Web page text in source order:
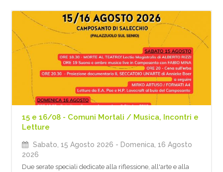
15 e 16/08 - Comuni Mortali / Musica, Incontri e
Letture
Sabato, 15 Agosto 2026 - Domenica, 16 Agosto
2026
Due serate speciali dedicate alla riflessione, all'arte e alla